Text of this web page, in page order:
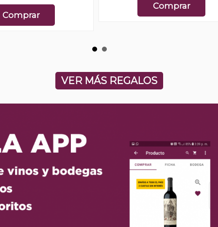
Comprar
Comprar
VER MÁS REGALOS